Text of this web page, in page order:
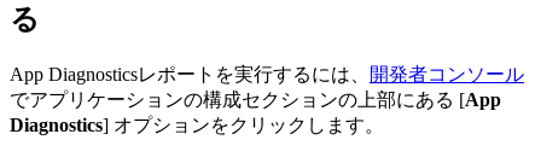
る
App Diagnosticsレポートを実行するには、
開発者コンソール
でアプリケーションの構成セクションの上部にある [App
Diagnostics] オプションをクリックします。